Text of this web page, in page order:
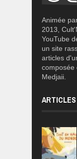
Animée
2013,
YouTube
un site
articles
composée
Medjaii.